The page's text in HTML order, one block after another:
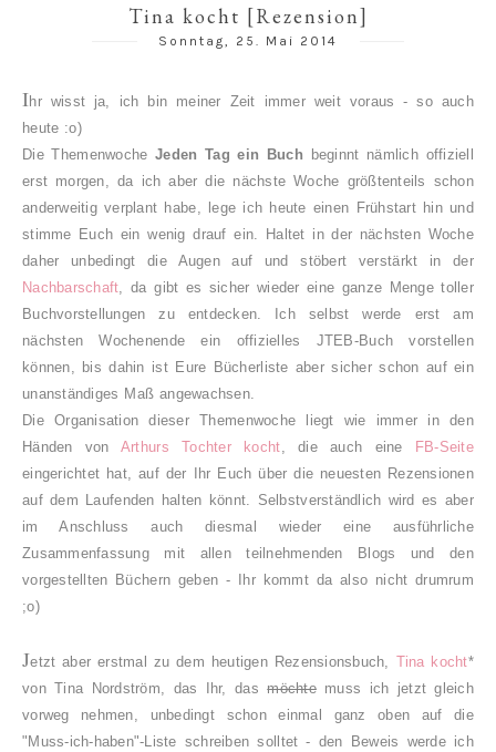
Tina kocht [Rezension]
Sonntag, 25. Mai 2014
Ihr wisst ja, ich bin meiner Zeit immer weit voraus - so auch
heute :o)
Die ThemenwocheJeden Tag ein Buch beginnt nämlich offiziell
erst morgen, da ich aber die nächste Woche größtenteils schon
anderweitig verplant habe, lege ich heute einen Frühstart hin und
stimme Euch ein wenig drauf ein. Haltet in der nächsten Woche
daher unbedingt die Augen auf und stöbert verstärkt in der
Nachbarschaft, da gibt es sicher wieder eine ganze Menge toller
Buchvorstellungen zu entdecken. Ich selbst werde erst am
nächsten Wochenende ein offizielles JTEB-Buch vorstellen
können, bis dahin ist Eure Bücherliste aber sicher schon auf ein
unanständiges Maß angewachsen.
Die Organisation dieser Themenwoche liegt wie immer in den
Händen von Arthurs Tochter kocht, die auch eine
FB-Seite
eingerichtet hat, auf der Ihr Euch über die neuesten Rezensionen
auf dem Laufenden halten könnt. Selbstverständlich wird es aber
im Anschluss auch diesmal wieder eine ausführliche
Zusammenfassung mit allen teilnehmenden Blogs und den
vorgestellten Büchern geben - Ihr kommt da also nicht drumrum
;o)
Jetzt aber erstmal zu dem heutigen Rezensionsbuch, Tina kocht*
von Tina Nordström, das Ihr, dasmöchtemuss ich jetzt gleich
vorweg nehmen, unbedingt schon einmal ganz oben auf die
"Muss-ich-haben"-Liste schreiben solltet - den Beweis werde ich